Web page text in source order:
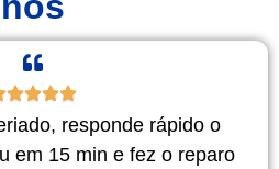
responde rápido o
em 15 min e fez o reparo